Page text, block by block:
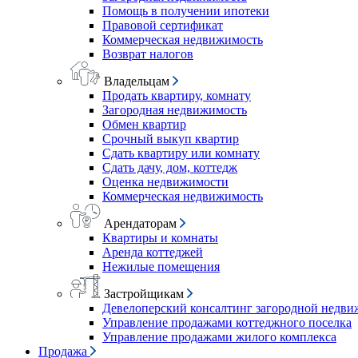
Помощь в получении ипотеки
Правовой сертификат
Коммерческая недвижимость
Возврат налогов
Владельцам
Продать квартиру, комнату
Загородная недвижимость
Обмен квартир
Срочный выкуп квартир
Сдать квартиру или комнату
Сдать дачу, дом, коттедж
Оценка недвижимости
Коммерческая недвижимость
Арендаторам
Квартиры и комнаты
Аренда коттеджей
Нежилые помещения
Застройщикам
Девелоперский консалтинг загородной
Управление продажами коттеджного поселка
Управление продажами жилого комплекса
Продажа